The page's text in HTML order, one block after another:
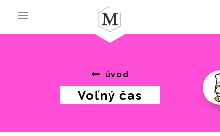
Toggle
úvod
Voľný čas